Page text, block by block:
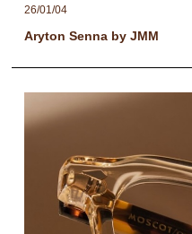
26/01/04
Aryton Senna by JMM